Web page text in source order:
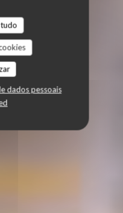
dados pessoais